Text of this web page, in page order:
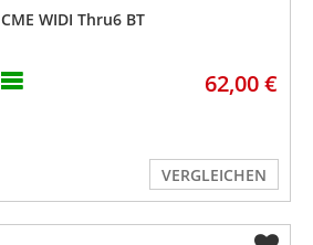
CME WIDI Thru6 BT
62,00 €
VERGLEICHEN